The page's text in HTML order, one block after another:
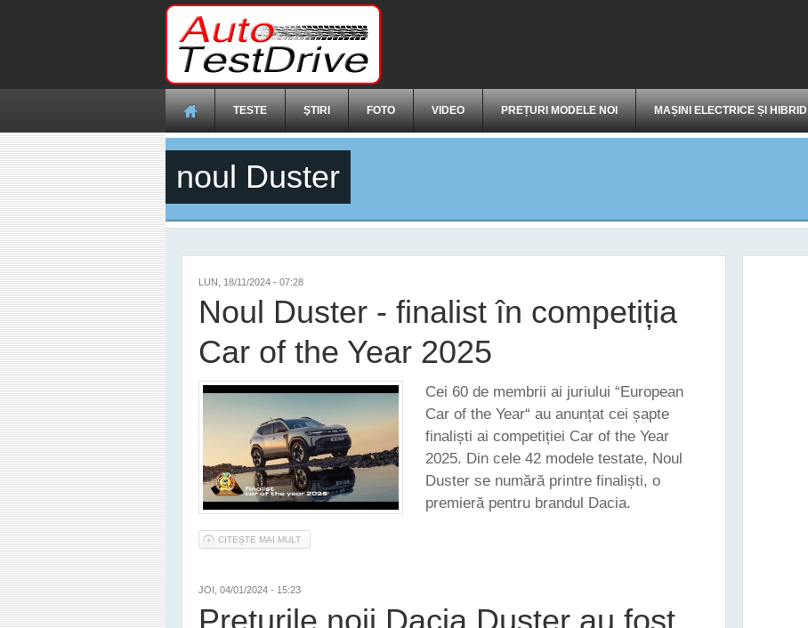
TESTE ŞTIRI FOTO VIDEO PREȚURI MODELE NOI MAȘINI ELECTRICE ȘI HIBRID
noul Duster
LUN, 18/11/2024 - 07:28
Noul Duster - finalist în competiția
Car of the Year 2025
Cei 60 de membrii ai juriului “European
Car of the Year“ au anunțat cei șapte
finaliști ai competiției Car of the Year
2025. Din cele 42 modele testate, Noul
Duster se numără printre finaliști, o
premieră pentru brandul Dacia.
CITEȘTE MAI MULT
JOI, 04/01/2024 - 15:23
Prețurile noii Dacia Duster au fost